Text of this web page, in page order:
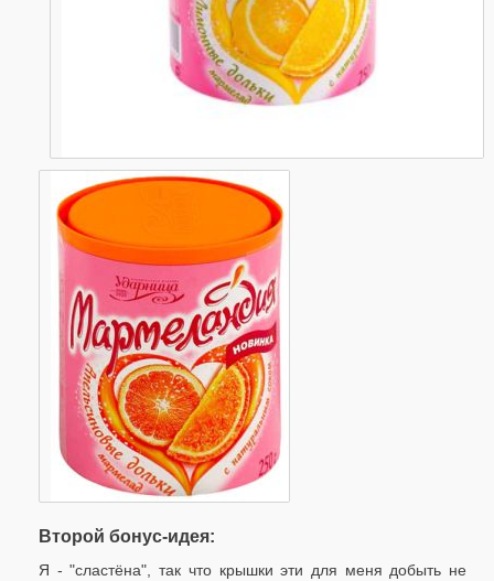
Второй бонус-идея:
Я - "сластёна", так что крышки эти для меня добыть не